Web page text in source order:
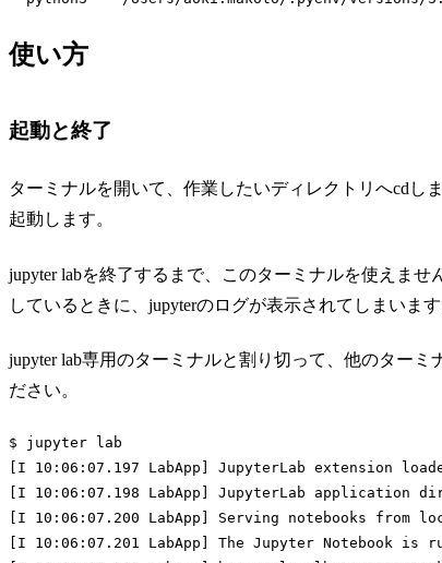
使い方
起動と終了
ターミナルを開いて、作業したいディレクトリへcdし
起動します。
jupyter labを終了するまで、このターミナルを使えま
しているときに、jupyterのログが表示されてしまいます
jupyter lab専用のターミナルと割り切って、他のター
ださい。
$ jupyter lab
[I 10:06:07.197 LabApp] JupyterLab extension
[I 10:06:07.198 LabApp] JupyterLab application
[I 10:06:07.200 LabApp] Serving notebooks from
[I 10:06:07.201 LabApp] The Jupyter Notebook is